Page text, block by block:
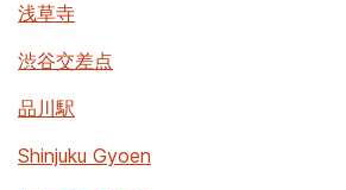
浅草寺
渋谷交差点
品川駅
Shinjuku Gyoen